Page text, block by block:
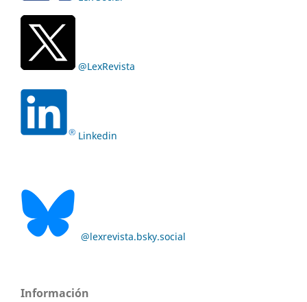
@LexRevista
Linkedin
@lexrevista.bsky.social
Información